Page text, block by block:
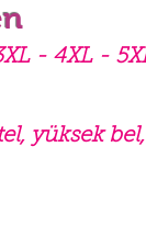
- 4XL -
yüksek